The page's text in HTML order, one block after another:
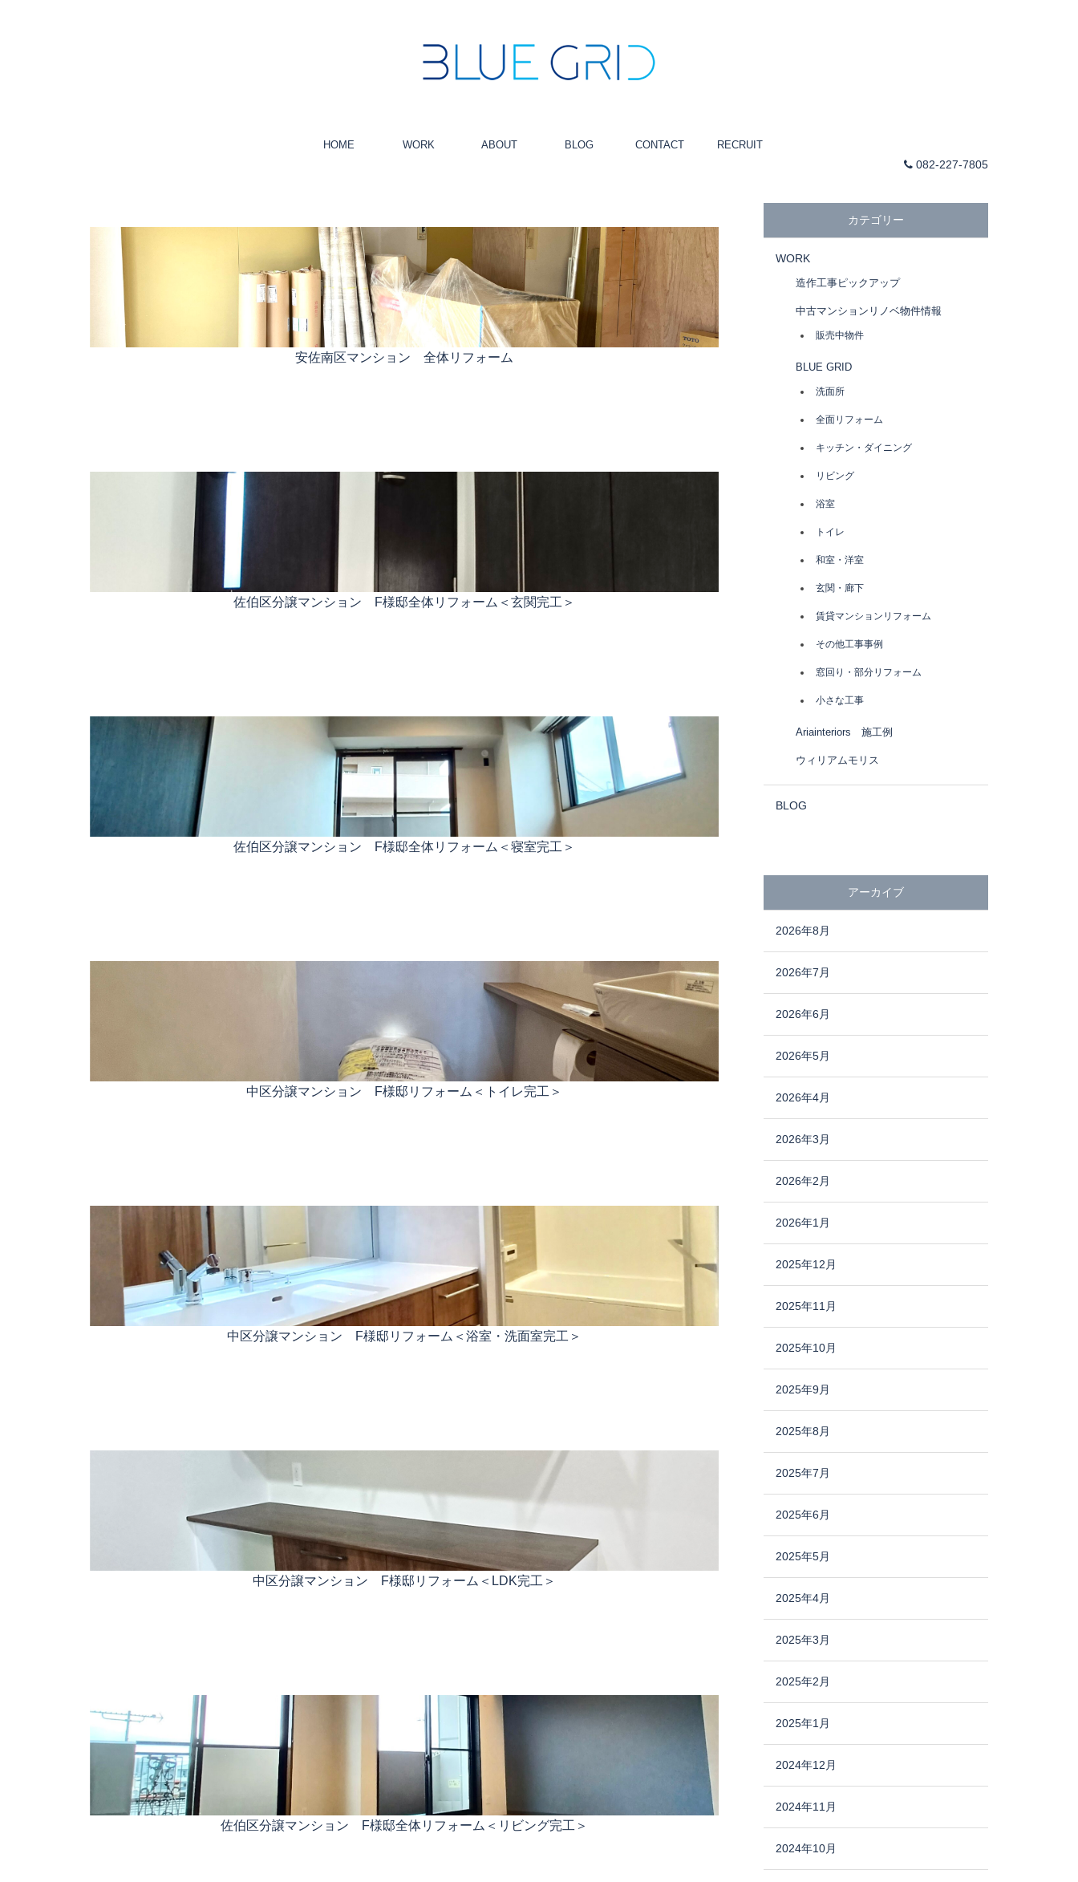
HOME WORK ABOUT BLOG CONTACT
RECRUIT
082-227-7805
安佐南区マンション 全体リフォーム
佐伯区分譲マンション F様邸全体リフォーム＜玄関完工＞
佐伯区分譲マンション F様邸全体リフォーム＜寝室完工＞
中区分譲マンション F様邸リフォーム＜トイレ完工＞
中区分譲マンション F様邸リフォーム＜浴室・洗面室完工＞
中区分譲マンション F様邸リフォーム＜LDK完工＞
佐伯区分譲マンション F様邸全体リフォーム＜リビング完工＞
カテゴリー
WORK
造作工事ピックアップ
中古マンションリノベ物件情報
販売中物件
BLUE GRID
洗面所
全面リフォーム
キッチン・ダイニング
リビング
浴室
トイレ
和室・洋室
玄関・廊下
賃貸マンションリフォーム
その他工事事例
窓回り・部分リフォーム
小さな工事
Ariainteriors 施工例
ウィリアムモリス
BLOG
アーカイブ
2026年8月
2026年7月
2026年6月
2026年5月
2026年4月
2026年3月
2026年2月
2026年1月
2025年12月
2025年11月
2025年10月
2025年9月
2025年8月
2025年7月
2025年6月
2025年5月
2025年4月
2025年3月
2025年2月
2025年1月
2024年12月
2024年11月
2024年10月